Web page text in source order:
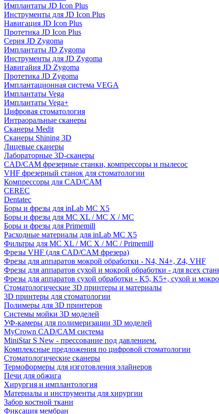
Имплантаты JD Icon Plus
Инструменты для JD Icon Plus
Навигация JD Icon Plus
Протетика JD Icon Plus
Серия JD Zygoma
Имплантаты JD Zygoma
Инструменты для JD Zygoma
Навигайия JD Zygoma
Протетика JD Zygoma
Имплантационная система VEGA
Имплантаты Vega
Имплантаты Vega+
Цифровая стоматология
Интраоральные сканеры
Сканеры Medit
Сканеры Shining 3D
Лицевые сканеры
Лабораторные 3D-сканеры
CAD/CAM фрезерные станки, компрессоры и пылесос
VHF фрезерный станок для стоматологии
Компрессоры для CAD/CAM
CEREC
Dentatec
Боры и фрезы для inLab MC X5
Боры и фрезы для MC XL / MC X / MC
Боры и фрезы для Primemill
Расходные материалы для inLab MC X5
Фильтры для MC XL / MC X / MC / Primemill
Фрезы VHF (для CAD/CAM фрезера)
Фрезы для аппаратов мокрой обработки - N4, N4+, Z4, VHF
Фрезы для аппаратов сухой и мокрой обработки - для всех
Фрезы для аппаратов сухой обработки - K5, K5+, сухой и
Стоматологические 3D принтеры и материалы
3D принтеры для стоматологии
Полимеры для 3D принтеров
Системы мойки 3D моделей
УФ-камеры для полимеризации 3D моделей
MyCrown CAD/CAM система
MiniStar S New - прессование под давлением.
Комплексные предложения по цифровой стоматологии
Стоматологические сканеры
Термоформеры для изготовления элайнеров
Печи для обжига
Хирургия и имплантология
Материалы и инструменты для хирургии
Забор костной ткани
Фиксация мембран